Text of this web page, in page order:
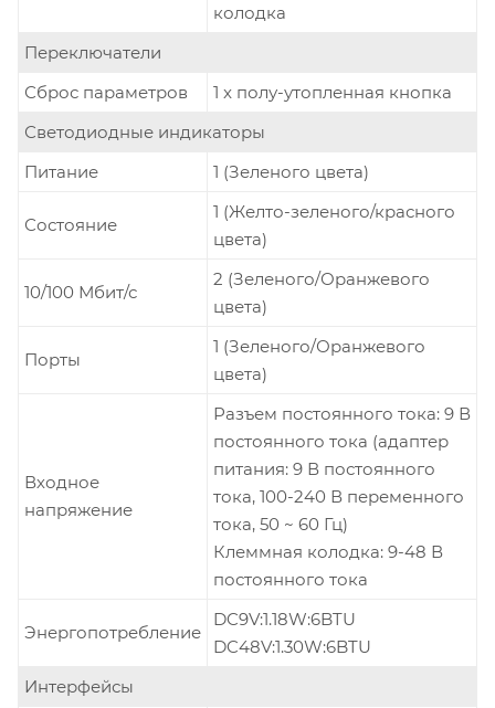
колодка
Переключатели
Сброс параметров
1 x полу-утопленная кнопка
Светодиодные индикаторы
Питание
1 (Зеленого цвета)
Состояние
1 (Желто-зеленого/красного
цвета)
10/100 Мбит/с
2 (Зеленого/Оранжевого
цвета)
Порты
1 (Зеленого/Оранжевого
цвета)
Входное
напряжение
Разъем постоянного тока: 9 В
постоянного тока (адаптер
питания: 9 В постоянного
тока, 100-240 В переменного
тока, 50 ~ 60 Гц)
Клеммная колодка: 9-48 В
постоянного тока
Энергопотребление
DC9V:1.18W:6BTU
DC48V:1.30W:6BTU
Интерфейсы